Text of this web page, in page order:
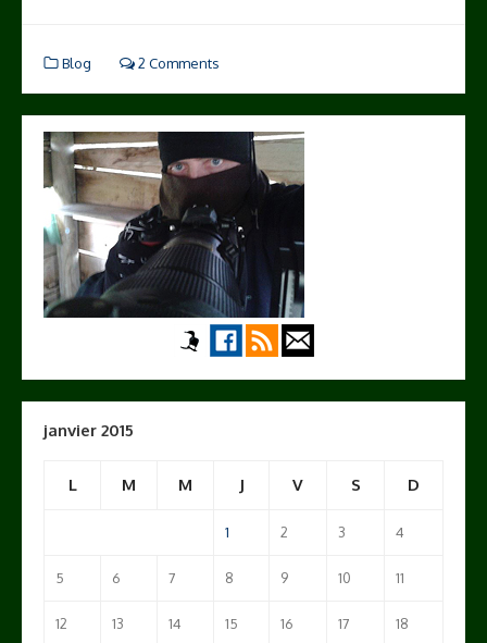
Blog 2 Comments
janvier 2015
L M M J V S D
1 2 3 4
5 6 7 8 9 10 11
12 13 14 15 16 17 18